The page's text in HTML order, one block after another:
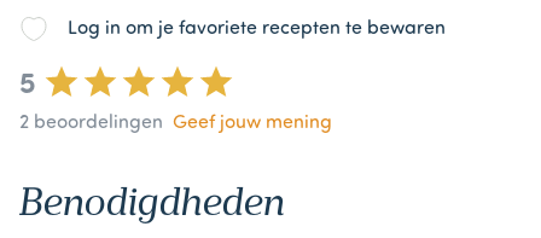
Log in om je favoriete recepten te bewaren
5
2 beoordelingen Geef jouw mening
Benodigdheden